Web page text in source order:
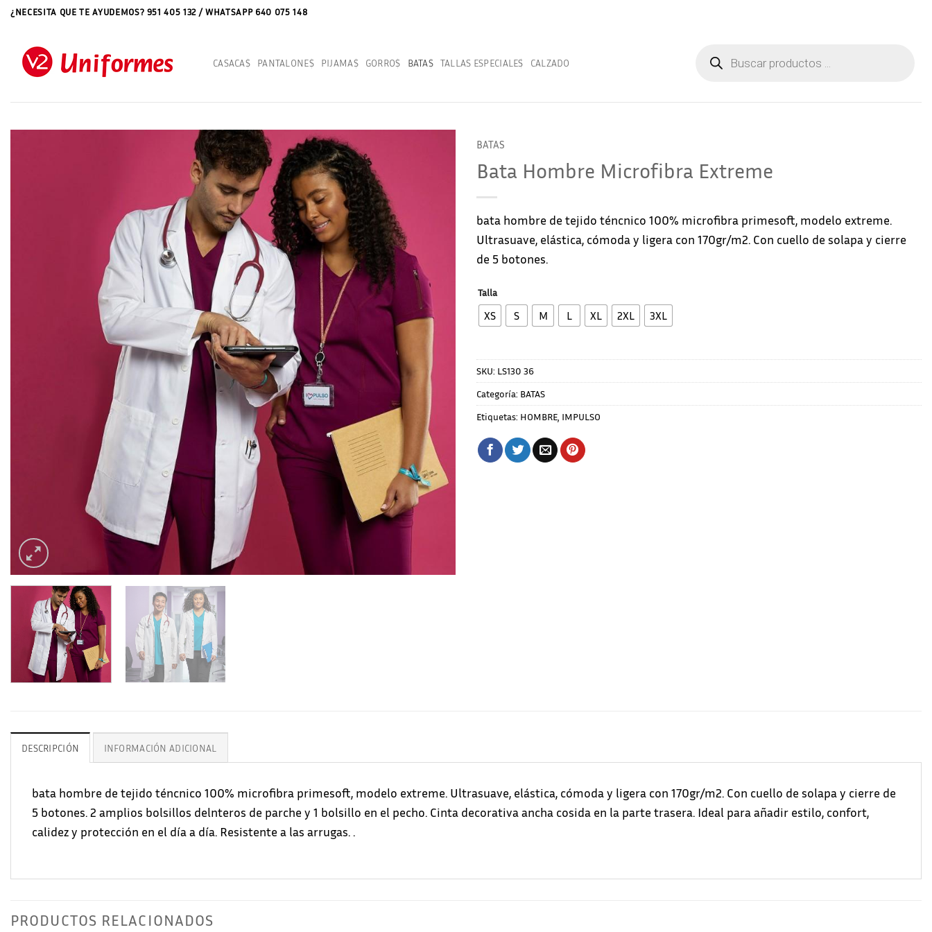
Saltar
contenido
¿NECESITA QUE TE AYUDEMOS? 951 405 132 / WHATSAPP 640 075 148
CASACAS PANTALONES PIJAMAS GORROS BATAS TALLAS ESPECIALES CALZADO
productos
BATAS
Bata Hombre Microfibra Extreme
bata hombre de tejido téncnico 100% microfibra primesoft, modelo extreme.
Ultrasuave, elástica, cómoda y ligera con 170gr/m2. Con cuello de solapa y cierre
de 5 botones.
Talla
XS S M L XL 2XL 3XL
SKU: LS130 36
Categoría: BATAS
Etiquetas: HOMBRE IMPULSO
DESCRIPCIÓN INFORMACIÓN ADICIONAL
bata hombre de tejido téncnico 100% microfibra primesoft, modelo extreme. Ultrasuave, elástica, cómoda y ligera con 170gr/m2. Con cuello de solapa y cierre de
5 botones. 2 amplios bolsillos delnteros de parche y 1 bolsillo en el pecho. Cinta decorativa ancha cosida en la parte trasera. Ideal para añadir estilo, confort,
calidez y protección en el día a día. Resistente a las arrugas. .
PRODUCTOS RELACIONADOS